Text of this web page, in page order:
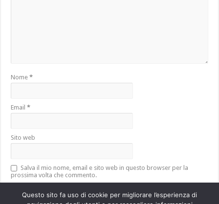
Nome*
Email*
Sito web
Salva il mio nome, email e sito web in questo browser per la
prossima volta che commento.
Questo sito fa uso di cookie per migliorare l’esperienza di